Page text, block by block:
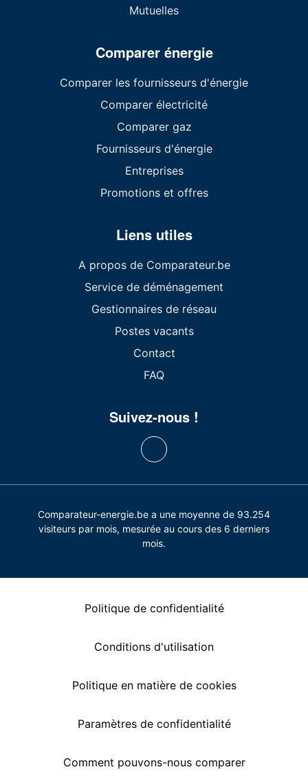
Mutuelles
Comparer énergie
Comparer les fournisseurs d'énergie
Comparer électricité
Comparer gaz
Fournisseurs d'énergie
Entreprises
Promotions et offres
Liens utiles
A propos de Comparateur.be
Service de déménagement
Gestionnaires de réseau
Postes vacants
Contact
FAQ
Suivez-nous !
Comparateur-energie.be a une moyenne de 93.254
visiteurs par mois, mesurée au cours des 6 derniers
mois.
Politique de confidentialité
Conditions d'utilisation
Politique en matière de cookies
Paramètres de confidentialité
Comment pouvons-nous comparer